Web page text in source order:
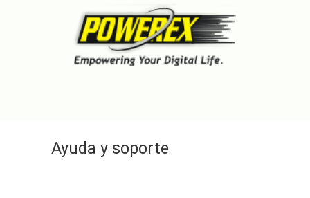
Ayuda y soporte